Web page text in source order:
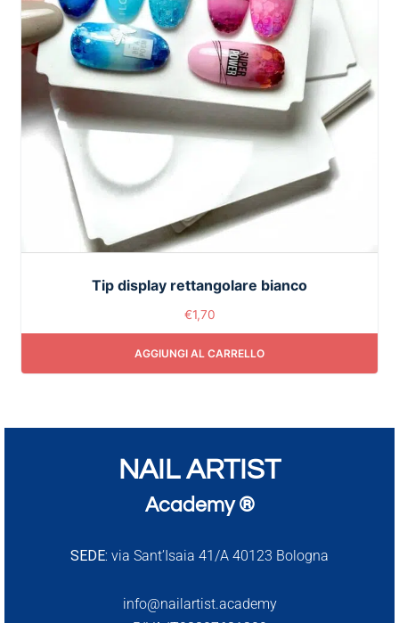
Tip display rettangolare bianco
€1,70
AGGIUNGI AL CARRELLO
NAIL ARTIST
Academy ®
SEDE: via Sant’Isaia 41/A 40123 Bologna
info@nailartist.academy